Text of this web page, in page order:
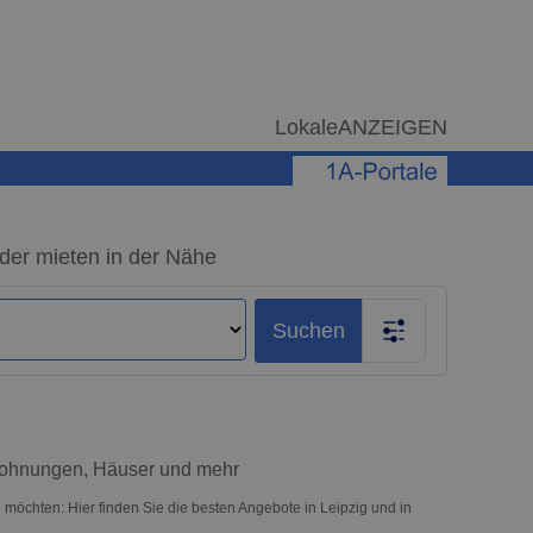
LokaleANZEIGEN
mieten in der Nähe
Suchen
Häuser und mehr
Hier finden Sie die besten Angebote in Leipzig und in